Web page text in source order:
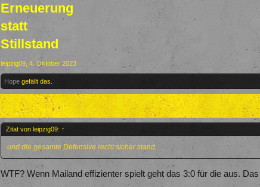
Erneuerung
statt
Stillstand
leipzig09 4. Oktober 2023
Hope gefällt das.
Zitat von leipzig09: ↑
und die gesamte Defensive recht sicher stand.
WTF? Wenn Mailand effizienter spielt geht das 3:0 für die aus.